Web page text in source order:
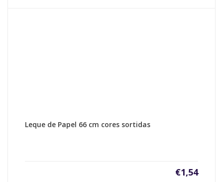
Leque de Papel 66 cm cores sortidas
€1,54